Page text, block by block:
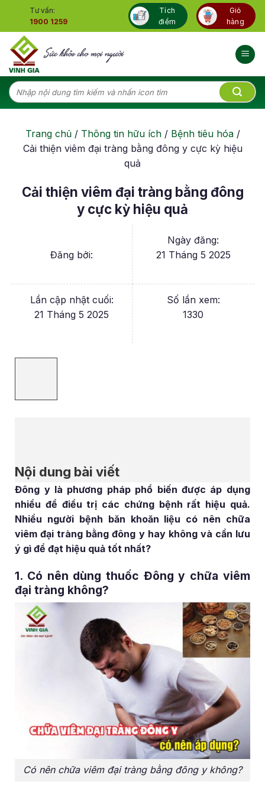
content
Tư vấn:
1900 1259
Tích
điểm
Giỏ
hàng
Tìm
kiếm:
Trang chủ/ Thông tin hữu ích/ Bệnh tiêu hóa/
Cải thiện viêm đại tràng bằng đông y cực kỳ hiệu
quả
Cải thiện viêm đại tràng bằng đông
y cực kỳ hiệu quả
Đăng bởi:
Ngày đăng:
21 Tháng 5 2025
Lần cập nhật cuối:
21 Tháng 5 2025
Số lần xem:
1330
Nội dung bài viết
Đông y là phương pháp phổ biến được áp dụng
nhiều để điều trị các chứng bệnh rất hiệu quả.
Nhiều người bệnh băn khoăn liệu có nên chữa
viêm đại tràng bằng đông y hay không và cần lưu
ý gì để đạt hiệu quả tốt nhất?
1. Có nên dùng thuốc Đông y chữa viêm
đại tràng không?
Có nên chữa viêm đại tràng bằng đông y không?